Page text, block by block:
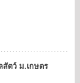
สัตว์ ม.เกษตร